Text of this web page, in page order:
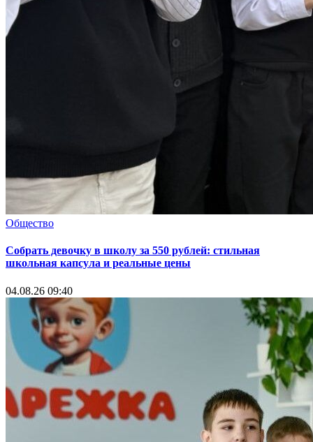
Общество
Собрать девочку в школу за 550 рублей: стильная
школьная капсула и реальные цены
04.08.26 09:40